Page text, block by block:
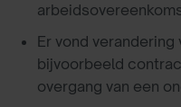
Er vond
bijvoorbeeld
overgang van een